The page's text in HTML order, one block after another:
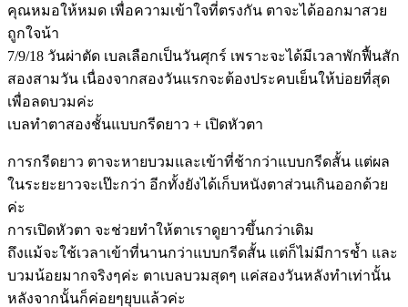
คุณหมอให้หมด เพื่อความเข้าใจที่ตรงกัน ตาจะได้ออกมาสวย
ถูกใจน้า
7/9/18 วันผ่าตัด เบลเลือกเป็นวันศุกร์ เพราะจะได้มีเวลาพักฟื้นสัก
สองสามวัน เนื่องจากสองวันแรกจะต้องประคบเย็นให้บ่อยที่สุด
เพื่อลดบวมค่ะ
เบลทำตาสองชั้นแบบกรีดยาว + เปิดหัวตา
การกรีดยาว ตาจะหายบวมและเข้าที่ช้ากว่าแบบกรีดสั้น แต่ผล
ในระยะยาวจะเป๊ะกว่า อีกทั้งยังได้เก็บหนังตาส่วนเกินออกด้วย
ค่ะ
การเปิดหัวตา จะช่วยทำให้ตาเราดูยาวขึ้นกว่าเดิม
ถึงแม้จะใช้เวลาเข้าที่นานกว่าแบบกรีดสั้น แต่ก็ไม่มีการช้ำ และ
บวมน้อยมากจริงๆค่ะ ตาเบลบวมสุดๆ แค่สองวันหลังทำเท่านั้น
หลังจากนั้นก็ค่อยๆยุบแล้วค่ะ